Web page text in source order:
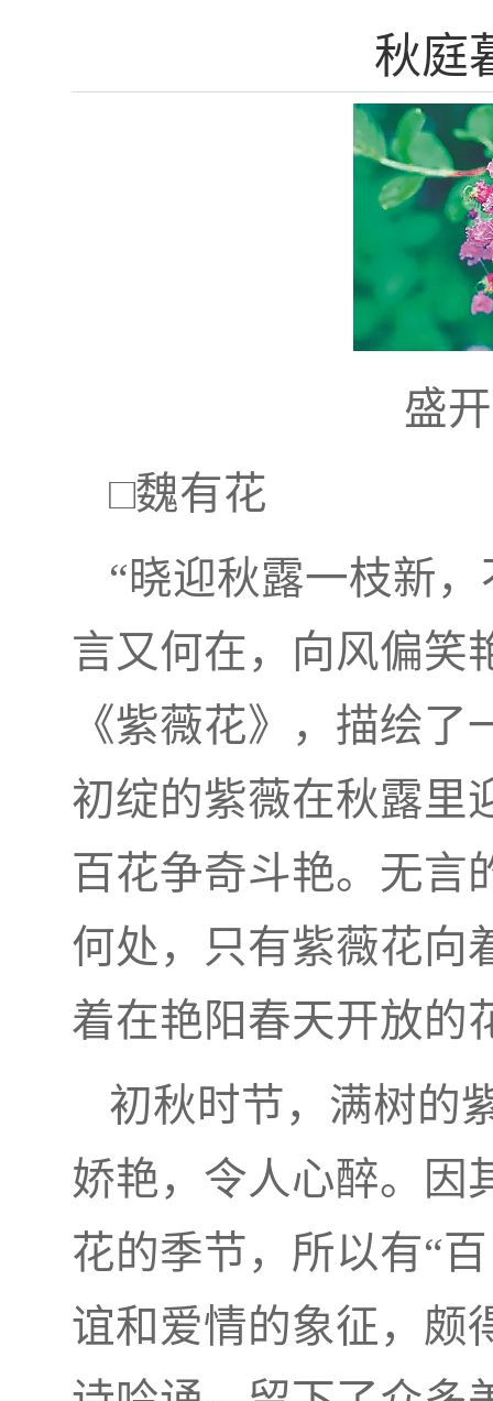
秋庭
盛
□魏有花
“晓迎秋露一枝新
言又何在，向风偏笑
《紫薇花》，描绘
初绽的紫薇在秋露里
百花争奇斗艳。无言
何处，只有紫薇花向
着在艳阳春天开放的
初秋时节，满树的
娇艳，令人心醉。因
花的季节，所以有“
谊和爱情的象征，颇